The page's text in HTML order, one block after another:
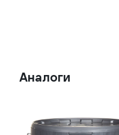
Аналоги